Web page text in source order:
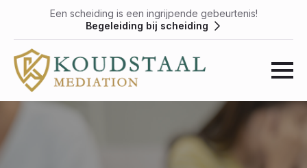
Een scheiding is een ingrijpende gebeurtenis!
Begeleiding bij scheiding